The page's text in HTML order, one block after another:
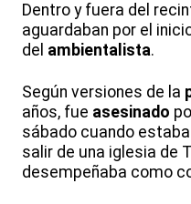
Dentro y fuera del
aguardaban por el
del ambientalista.
Según versiones de la
años, fue asesinado
sábado cuando
salir de una iglesia de
desempeñaba como